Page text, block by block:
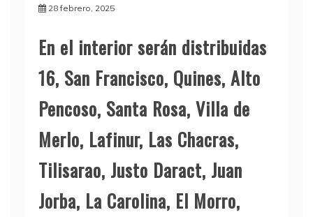
28 febrero, 2025
En el interior serán distribuidas
16, San Francisco, Quines, Alto
Pencoso, Santa Rosa, Villa de
Merlo, Lafinur, Las Chacras,
Tilisarao, Justo Daract, Juan
Jorba, La Carolina, El Morro,